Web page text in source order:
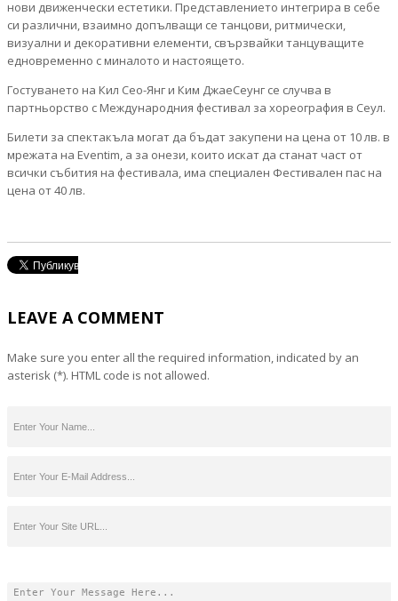
нови движенчески естетики. Представлението интегрира в себе
си различни, взаимно допълващи се танцови, ритмически,
визуални и декоративни елементи, свързвайки танцуващите
едновременно с миналото и настоящето.
Гостуването на Кил Сео-Янг и Ким ДжаеСеунг се случва в
партньорство с Международния фестивал за хореография в Сеул.
Билети за спектакъла могат да бъдат закупени на цена от 10 лв. в
мрежата на Eventim, а за онези, които искат да станат част от
всички събития на фестивала, има специален Фестивален пас на
цена от 40 лв.
LEAVE A COMMENT
Make sure you enter all the required information, indicated by an
asterisk (*). HTML code is not allowed.